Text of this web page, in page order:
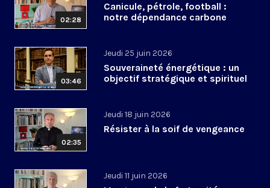
02:28
Canicule, pétrole, football :
notre dépendance carbone
03:46
Jeudi 25 juin 2026
Souveraineté énergétique : un
objectif stratégique et spirituel
02:35
Jeudi 18 juin 2026
Résister à la soif de vengeance
Jeudi 11 juin 2026